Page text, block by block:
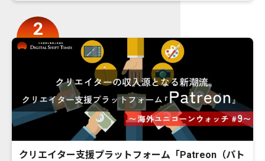
クリエイター支援プラットフォーム「Patreon（パト